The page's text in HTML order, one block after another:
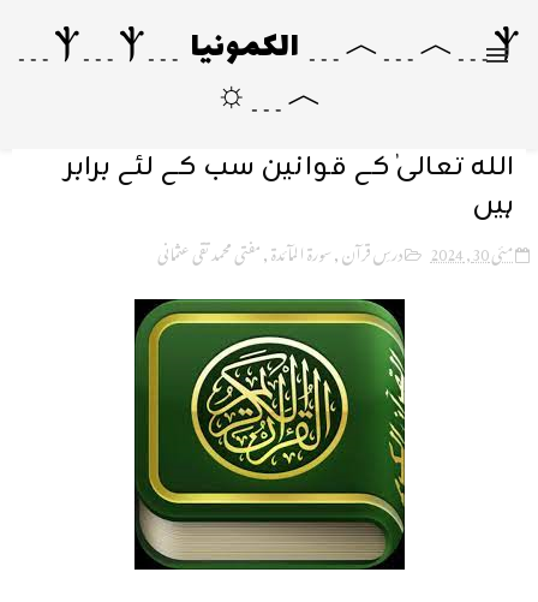
Ⲯ﹍︿﹍︿﹍ الکمونیا ﹍Ⲯ﹍Ⲯ﹍
︿﹍☼
اللہ تعالیٰ کے قوانین سب کے لئے برابر
ہیں
مئی 30, 2024 درسِ قرآن,سورۃ المآئدۃ,مفتی محمد تقی عثمانی